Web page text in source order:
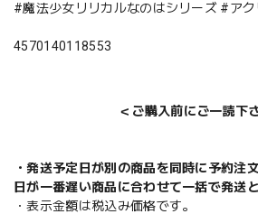
#魔法少女リリカルなのはシリーズ #ア
4570140118553
＜ご購入前にご一読下
・発送予定日が別の商品を同時に予約注
日が一番遅い商品に合わせて一括で発送
・表示金額は税込み価格です。